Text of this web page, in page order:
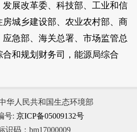
展改革委、科技部、工业和信
城乡建设部、农业农村部、商
急部、海关总署、市场监管总
和规划财务司，能源局综合
华人民共和国生态环境部
号: 京ICP备05009132号
识码：bm17000009